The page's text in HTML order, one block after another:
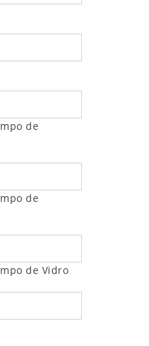
de
de
de Vidro